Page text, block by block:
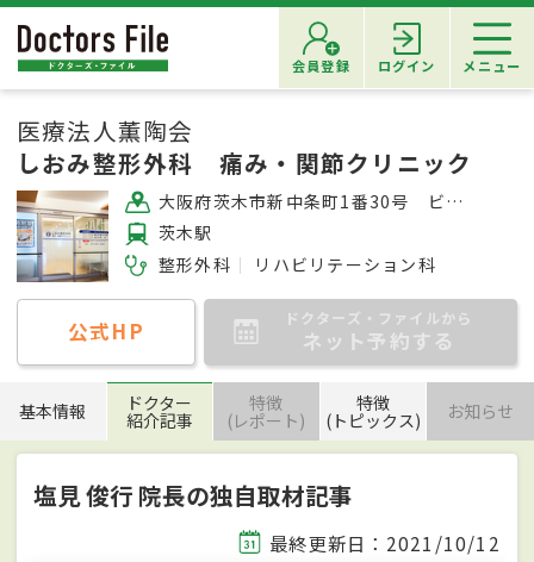
会員登録 ログイン メニュー
医療法人薫陶会
しおみ整形外科 痛み・関節クリニック
大阪府茨木市新中条町1番30号 ビエラ茨木新中条2F
茨木駅
整形外科
リハビリテーション科
公式HP ドクターズ・ファイルから
ネット予約する
基本情報 ドクター
紹介記事
特徴
(レポート)
特徴
(トピックス) お知らせ
塩見 俊行 院長の独自取材記事
最終更新日：2021/10/12